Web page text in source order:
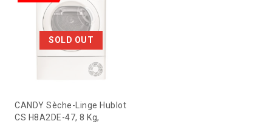
SOLD OUT
CANDY Sèche-Linge Hublot
CS H8A2DE-47, 8 Kg,